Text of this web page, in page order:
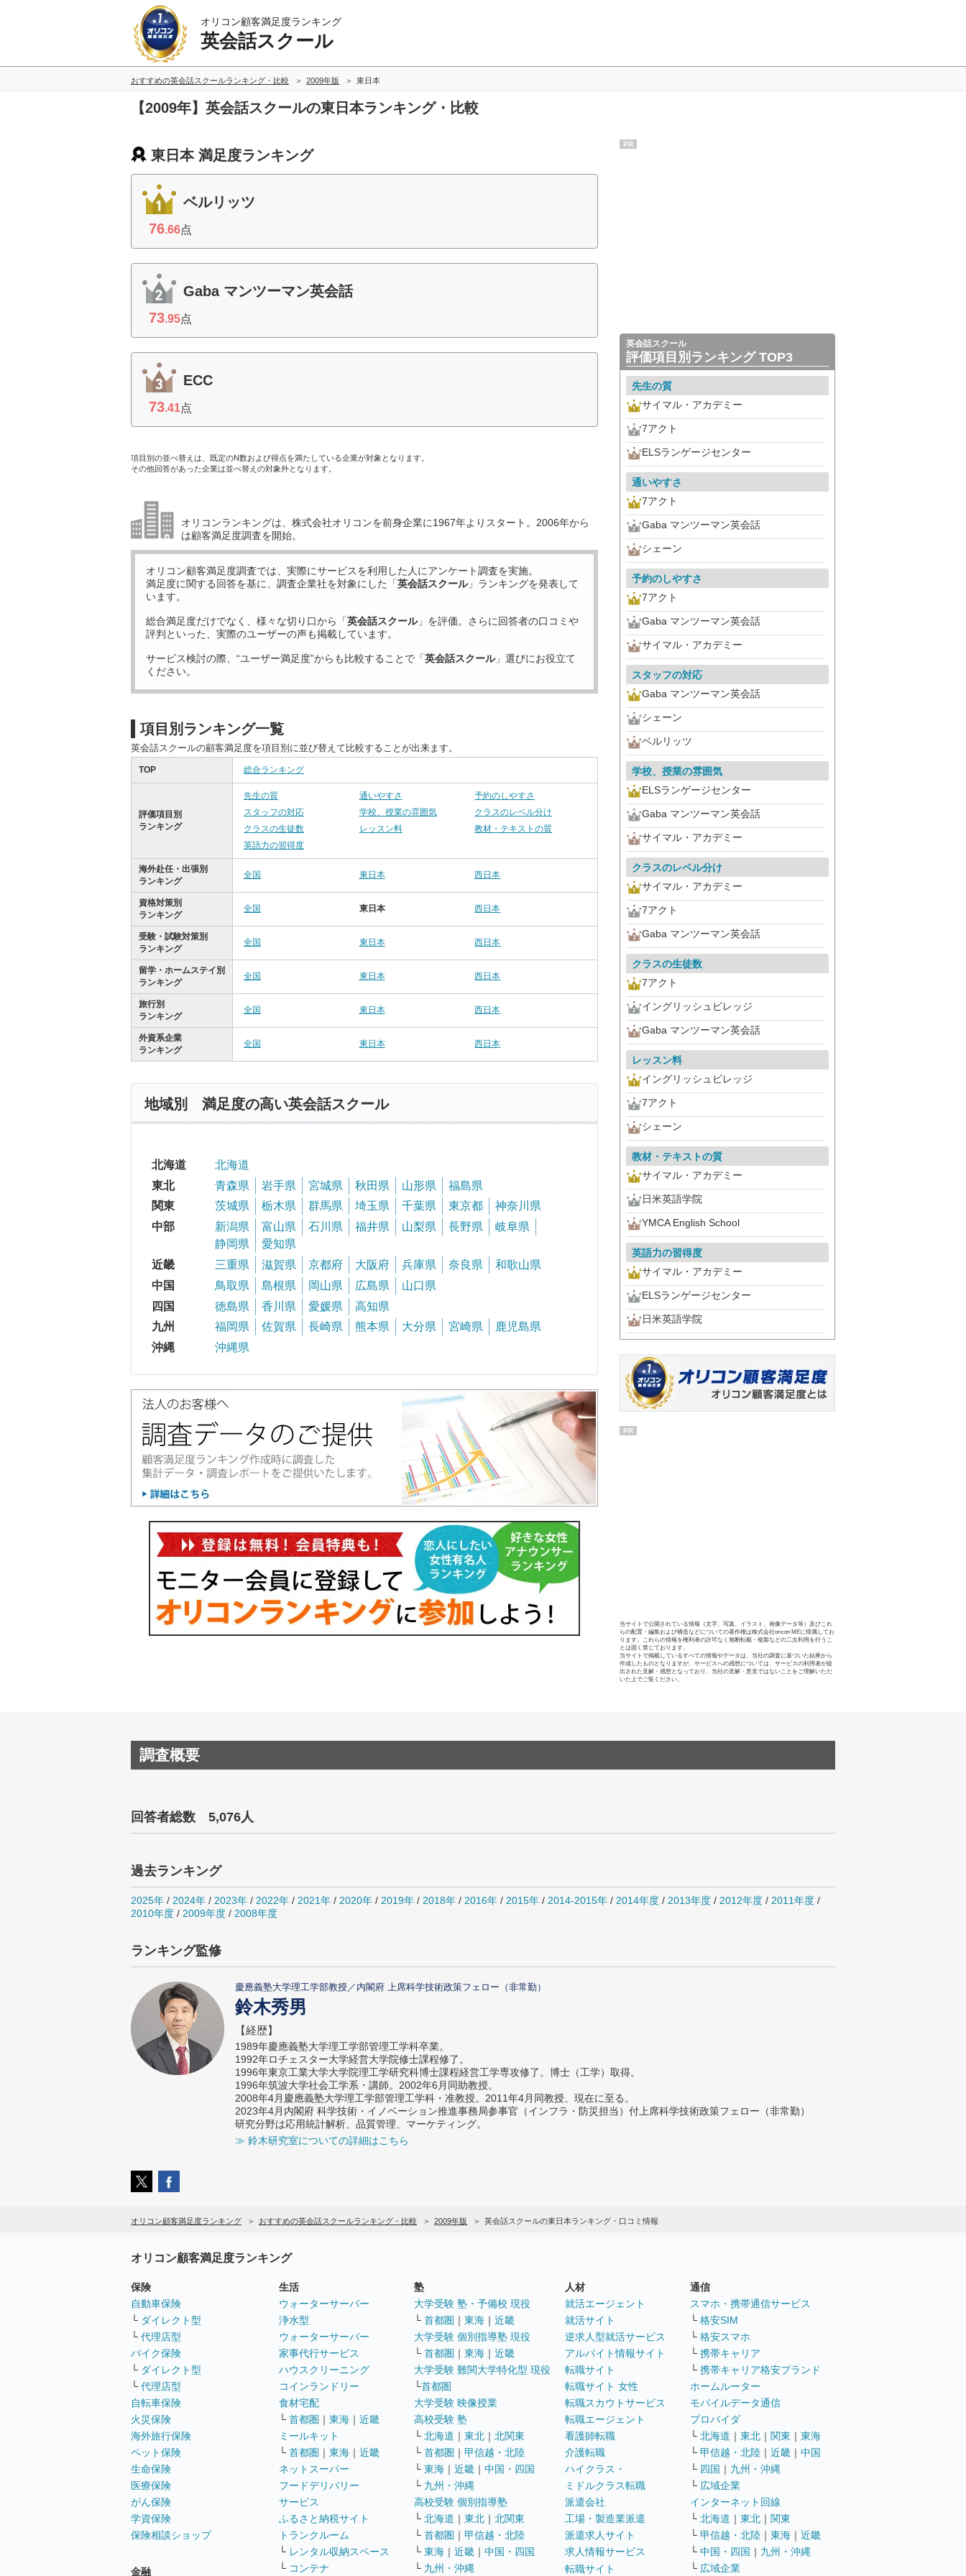
オリコン顧客満足度ランキング
英会話スクール
おすすめの英会話スクールランキング・比較 2009年版 東日本
【2009年】英会話スクールの東日本ランキング・比較
東日本 満足度ランキング
ベルリッツ
76.66点
Gaba マンツーマン英会話
73.95点
ECC
73.41点
項目別の並べ替えは、既定のN数および得点を満たしている企業が対象となります。
その他回答があった企業は並べ替えの対象外となります。
オリコンランキングは、株式会社オリコンを前身企業に1967年よりスタート。2006年から
は顧客満足度調査を開始。
オリコン顧客満足度調査では、実際にサービスを利用した 人にアンケート調査を実施。
満足度に関する回答を基に、調査企業社を対象にした「英会話スクール」ランキングを発表して
います。
総合満足度だけでなく、様々な切り口から「英会話スクール」を評価。さらに回答者の口コミや
評判といった、実際のユーザーの声も掲載しています。
サービス検討の際、“ユーザー満足度”からも比較することで「英会話スクール」選びにお役立て
ください。
項目別ランキング一覧
英会話スクールの顧客満足度を項目別に並び替えて比較することが出来ます。
TOP 総合ランキング
評価項目別
ランキング
先生の質 通いやすさ
予約のしやすさ
スタッフの対応
学校、授業の雰囲気
クラスのレベル分け
クラスの生徒数
レッスン料
教材・テキストの質
英語力の習得度
海外赴任・出張別
ランキング
全国 東日本 西日本
資格対策別
ランキング
全国 東日本 西日本
受験・試験対策別
ランキング
全国 東日本 西日本
留学・ホームステイ別
ランキング
全国 東日本 西日本
旅行別
ランキング
全国 東日本 西日本
外資系企業
ランキング
全国 東日本 西日本
地域別 満足度の高い英会話スクール
北海道
北海道
東北
青森県 岩手県 宮城県 秋田県 山形県
福島県
関東
茨城県 栃木県 群馬県 埼玉県 千葉県 東京都
神奈川県
中部
新潟県 富山県 石川県 福井県 山梨県 長野県
岐阜県
静岡県
愛知県
近畿
三重県 滋賀県 京都府 大阪府 兵庫県 奈良県
和歌山県
中国
鳥取県 島根県 岡山県 広島県
山口県
四国
徳島県 香川県 愛媛県
高知県
九州
福岡県 佐賀県 長崎県 熊本県 大分県 宮崎県
鹿児島県
沖縄
沖縄県
PR
英会話スクール
評価項目別ランキング TOP3
先生の質
サイマル・アカデミー
7アクト
ELSランゲージセンター
通いやすさ
7アクト
Gaba マンツーマン英会話
シェーン
予約のしやすさ
7アクト
Gaba マンツーマン英会話
サイマル・アカデミー
スタッフの対応
Gaba マンツーマン英会話
シェーン
ベルリッツ
学校、授業の雰囲気
ELSランゲージセンター
Gaba マンツーマン英会話
サイマル・アカデミー
クラスのレベル分け
サイマル・アカデミー
7アクト
Gaba マンツーマン英会話
クラスの生徒数
7アクト
イングリッシュビレッジ
Gaba マンツーマン英会話
レッスン料
イングリッシュビレッジ
7アクト
シェーン
教材・テキストの質
サイマル・アカデミー
日米英語学院
YMCA English School
英語力の習得度
サイマル・アカデミー
ELSランゲージセンター
日米英語学院
PR
当サイトで公開されている情報（文字、写真、イラスト、画像データ等）及びこれ
らの配置・編集および構造などについての著作権は株式会社oricon MEに帰属してお
ります。これらの情報を権利者の許可なく無断転載・複製などの二次利用を行うこ
とは固く禁じております。
当サイトで掲載しているすべての情報やデータは、当社の調査に基づいた結果から
作成したものとなりますが、サービスへの感想については、サービスの利用者が提
出された見解・感想となっており、当社の見解・意見ではないことをご理解いただ
いた上でご覧ください。
調査概要
回答者総数 5,076人
過去ランキング
2025年 / 2024年 / 2023年 / 2022年 / 2021年 / 2020年 / 2019年 / 2018年 / 2016年 / 2015年 / 2014-2015年 / 2014年度 / 2013年度 / 2012年度 / 2011年度 /
2010年度 / 2009年度 / 2008年度
ランキング監修
慶應義塾大学理工学部教授／内閣府 上席科学技術政策フェロー（非常勤）
鈴木秀男
【経歴】
1989年慶應義塾大学理工学部管理工学科卒業。
1992年ロチェスター大学経営大学院修士課程修了。
1996年東京工業大学大学院理工学研究科博士課程経営工学専攻修了。博士（工学）取得。
1996年筑波大学社会工学系・講師。2002年6月同助教授。
2008年4月慶應義塾大学理工学部管理工学科・准教授。2011年4月同教授、現在に至る。
2023年4月内閣府 科学技術・イノベーション推進事務局参事官（インフラ・防災担当）付上席科学技術政策フェロー（非常勤）
研究分野は応用統計解析、品質管理、マーケティング。
≫ 鈴木研究室についての詳細はこちら
オリコン顧客満足度ランキング おすすめの英会話スクールランキング・比較 2009年版 英会話スクールの東日本ランキング・口コミ情報
オリコン顧客満足度ランキング
保険
自動車保険
└ ダイレクト型
└ 代理店型
バイク保険
└ ダイレクト型
└ 代理店型
自転車保険
火災保険
海外旅行保険
ペット保険
生命保険
医療保険
がん保険
学資保険
保険相談ショップ
金融
生活
ウォーターサーバー
浄水型
ウォーターサーバー
家事代行サービス
ハウスクリーニング
コインランドリー
食材宅配
└ 首都圏 ｜ 東海 ｜ 近畿
ミールキット
└ 首都圏 ｜ 東海 ｜ 近畿
ネットスーパー
フードデリバリー
サービス
ふるさと納税サイト
トランクルーム
└ レンタル収納スペース
└ コンテナ
塾
大学受験 塾・予備校 現役
└ 首都圏 ｜ 東海 ｜ 近畿
大学受験 個別指導塾 現役
└ 首都圏 ｜ 東海 ｜ 近畿
大学受験 難関大学特化型 現役
└首都圏
大学受験 映像授業
高校受験 塾
└ 北海道 ｜ 東北 ｜ 北関東
└ 首都圏 ｜ 甲信越・北陸
└ 東海 ｜ 近畿 ｜ 中国・四国
└ 九州・沖縄
高校受験 個別指導塾
└ 北海道 ｜ 東北 ｜ 北関東
└ 首都圏 ｜ 甲信越・北陸
└ 東海 ｜ 近畿 ｜ 中国・四国
└ 九州・沖縄
人材
就活エージェント
就活サイト
逆求人型就活サービス
アルバイト情報サイト
転職サイト
転職サイト 女性
転職スカウトサービス
転職エージェント
看護師転職
介護転職
ハイクラス・
ミドルクラス転職
派遣会社
工場・製造業派遣
派遣求人サイト
求人情報サービス
転職サイト
通信
スマホ・携帯通信サービス
└ 格安SIM
└ 格安スマホ
└ 携帯キャリア
└ 携帯キャリア格安ブランド
ホームルーター
モバイルデータ通信
プロバイダ
└ 北海道 ｜ 東北 ｜ 関東 ｜ 東海
└ 甲信越・北陸 ｜ 近畿 ｜ 中国
└ 四国 ｜ 九州・沖縄
└ 広域企業
インターネット回線
└ 北海道 ｜ 東北 ｜ 関東
└ 甲信越・北陸 ｜ 東海 ｜ 近畿
└ 中国・四国 ｜ 九州・沖縄
└ 広域企業